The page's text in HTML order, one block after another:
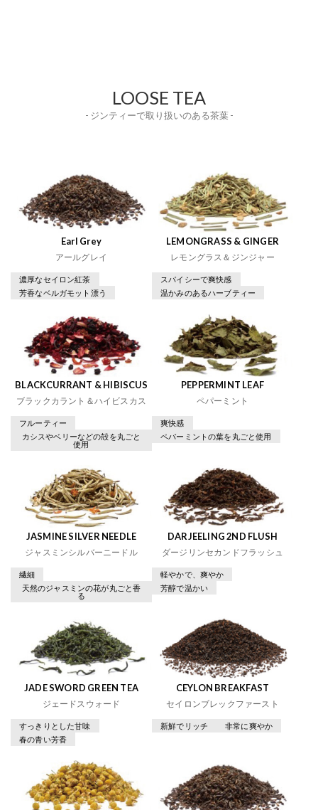
LOOSE TEA
- ジンティーで取り扱いのある茶葉 -
Earl Grey
アールグレイ
濃厚なセイロン紅茶
芳香なベルガモット漂う
LEMONGRASS & GINGER
レモングラス＆ジンジャー
スパイシーで爽快感
温かみのあるハーブティー
BLACKCURRANT & HIBISCUS
ブラックカラント＆ハイビスカス
フルーティー
カシスやベリーなどの殻を丸ごと
使用
PEPPERMINT LEAF
ペパーミント
爽快感
ペパーミントの葉を丸ごと使用
JASMINE SILVER NEEDLE
ジャスミンシルバーニードル
繊細
天然のジャスミンの花が丸ごと香
る
DARJEELING 2ND FLUSH
ダージリンセカンドフラッシュ
軽やかで、爽やか
芳醇で温かい
JADE SWORD GREEN TEA
ジェードスウォード
すっきりとした甘味
春の青い芳香
CEYLON BREAKFAST
セイロンブレックファースト
新鮮でリッチ 非常に爽やか